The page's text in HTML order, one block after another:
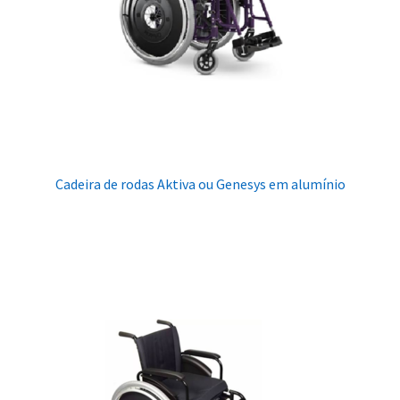
Cadeira de rodas Aktiva ou Genesys em alumínio